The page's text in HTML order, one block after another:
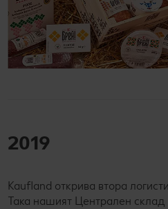
2019
Kaufland открива втора
Така нашият Централен склад